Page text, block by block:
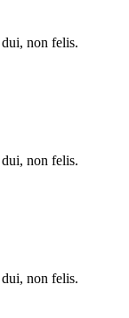
dui, non felis.
dui, non felis.
dui, non felis.